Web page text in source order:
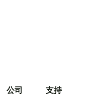
公司 支持